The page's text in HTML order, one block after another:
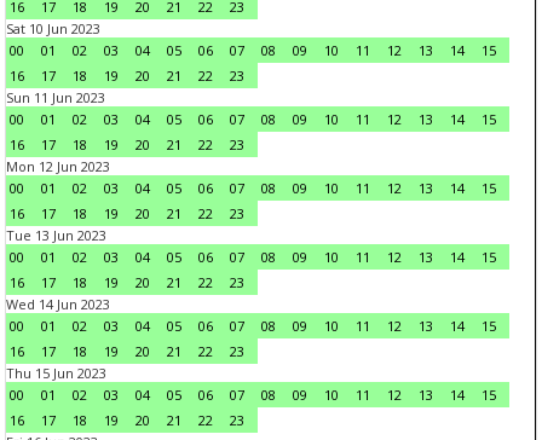
16
17 18 19 20 21 22
23
Sat 10 Jun 2023
00
01 02 03 04 05 06 07 08 09 10 11 12 13 14
15
16
17 18 19 20 21 22
23
Sun 11 Jun 2023
00
01 02 03 04 05 06 07 08 09 10 11 12 13 14
15
16
17 18 19 20 21 22
23
Mon 12 Jun 2023
00
01 02 03 04 05 06 07 08 09 10 11 12 13 14
15
16
17 18 19 20 21 22
23
Tue 13 Jun 2023
00
01 02 03 04 05 06 07 08 09 10 11 12 13 14
15
16
17 18 19 20 21 22
23
Wed 14 Jun 2023
00
01 02 03 04 05 06 07 08 09 10 11 12 13 14
15
16
17 18 19 20 21 22
23
Thu 15 Jun 2023
00
01 02 03 04 05 06 07 08 09 10 11 12 13 14
15
16
17 18 19 20 21 22
23